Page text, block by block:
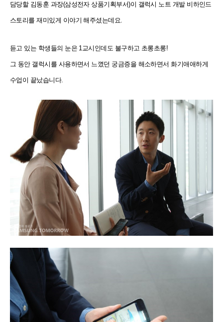
담당할 김동훈 과장(삼성전자 상품기획부서)이 갤럭시 노트 개발 비하인드
스토리를 재미있게 이야기 해주셨는데요.
듣고 있는 학생들의 눈은 1교시인데도 불구하고 초롱초롱!
그 동안 갤럭시를 사용하면서 느꼈던 궁금증을 해소하면서 화기애애하게
수업이 끝났습니다.